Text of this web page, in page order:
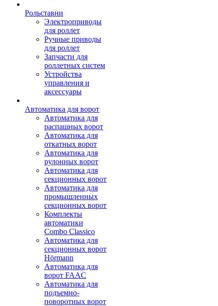
Рольставни
Электроприводы
для роллет
Ручные приводы
для роллет
Запчасти для
роллетных систем
Устройства
управления и
аксессуары
Автоматика для ворот
Автоматика для
распашных ворот
Автоматика для
откатных ворот
Автоматика для
рулонных ворот
Автоматика для
секционных ворот
Автоматика для
промышленных
секционных ворот
Комплекты
автоматики
Combo Classico
Автоматика для
секционных ворот
Hörmann
Автоматика для
ворот FAAC
Автоматика для
подъемно-
поворотных ворот